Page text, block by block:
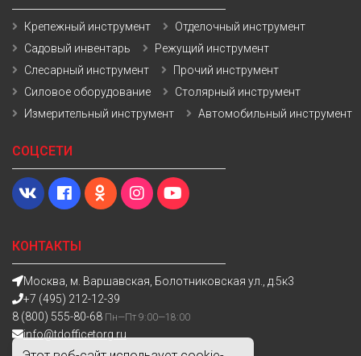
КОНТАКТЫ
Москва, м. Варшавская, Болотниковская ул., д.5к3
+7 (495) 212-12-39
8 (800) 555-80-68 Пн—Пт 9:00—18:00
info@tdofficetorg.ru
Крепежный инструмент
Отделочный инструмент
Садовый инвентарь
Режущий инструмент
Слесарный инструмент
Прочий инструмент
Силовое оборудование
Столярный инструмент
Измерительный инструмент
Автомобильный инструмент
СОЦСЕТИ